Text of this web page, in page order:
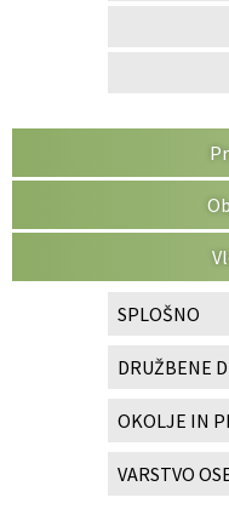
SPLOŠNO
DRUŽBENE
OKOLJE IN
VARSTVO